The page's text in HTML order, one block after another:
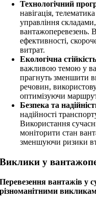
Технологічний
навігація,
управління
ефективності,
витрат.
Екологічна
важливою темою у
прагнуть зменшити
речовин,
оптимізуючи
Безпека та
надійності
Використання
моніторити стан
зменшуючи ризики
Виклики у
Перевезення вантажів у
різноманітними